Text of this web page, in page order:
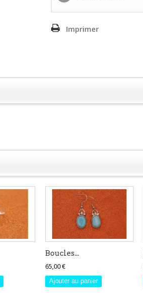
Imprimer
Boucles...
65,00 €
Ajouter au panier